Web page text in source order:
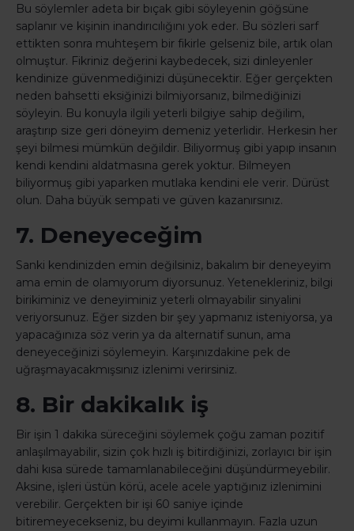
Bu söylemler adeta bir bıçak gibi söyleyenin göğsüne
saplanır ve kişinin inandırıcılığını yok eder. Bu sözleri sarf
ettikten sonra muhteşem bir fikirle gelseniz bile, artık olan
olmuştur. Fikriniz değerini kaybedecek, sizi dinleyenler
kendinize güvenmediğinizi düşünecektir. Eğer gerçekten
neden bahsetti eksiğinizi bilmiyorsanız, bilmediğinizi
söyleyin. Bu konuyla ilgili yeterli bilgiye sahip değilim,
araştırıp size geri döneyim demeniz yeterlidir. Herkesin her
şeyi bilmesi mümkün değildir. Biliyormuş gibi yapıp insanın
kendi kendini aldatmasına gerek yoktur. Bilmeyen
biliyormuş gibi yaparken mutlaka kendini ele verir. Dürüst
olun. Daha büyük sempati ve güven kazanırsınız.
7. Deneyeceğim
Sanki kendinizden emin değilsiniz, bakalım bir deneyeyim
ama emin de olamıyorum diyorsunuz. Yetenekleriniz, bilgi
birikiminiz ve deneyiminiz yeterli olmayabilir sinyalini
veriyorsunuz. Eğer sizden bir şey yapmanız isteniyorsa, ya
yapacağınıza söz verin ya da alternatif sunun, ama
deneyeceğinizi söylemeyin. Karşınızdakine pek de
uğraşmayacakmışsınız izlenimi verirsiniz.
8. Bir dakikalık iş
Bir işin 1 dakika süreceğini söylemek çoğu zaman pozitif
anlaşılmayabilir, sizin çok hızlı iş bitirdiğinizi, zorlayıcı bir işin
dahi kısa sürede tamamlanabileceğini düşündürmeyebilir.
Aksine, işleri üstün körü, acele acele yaptığınız izlenimini
verebilir. Gerçekten bir işi 60 saniye içinde
bitiremeyecekseniz, bu deyimi kullanmayın. Fazla uzun